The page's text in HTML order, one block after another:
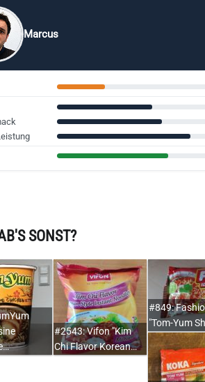
Marcus
SONST?
#2543: Vifon "Kim
Chi Flavor Korean…
#849:
"Tom-Yum